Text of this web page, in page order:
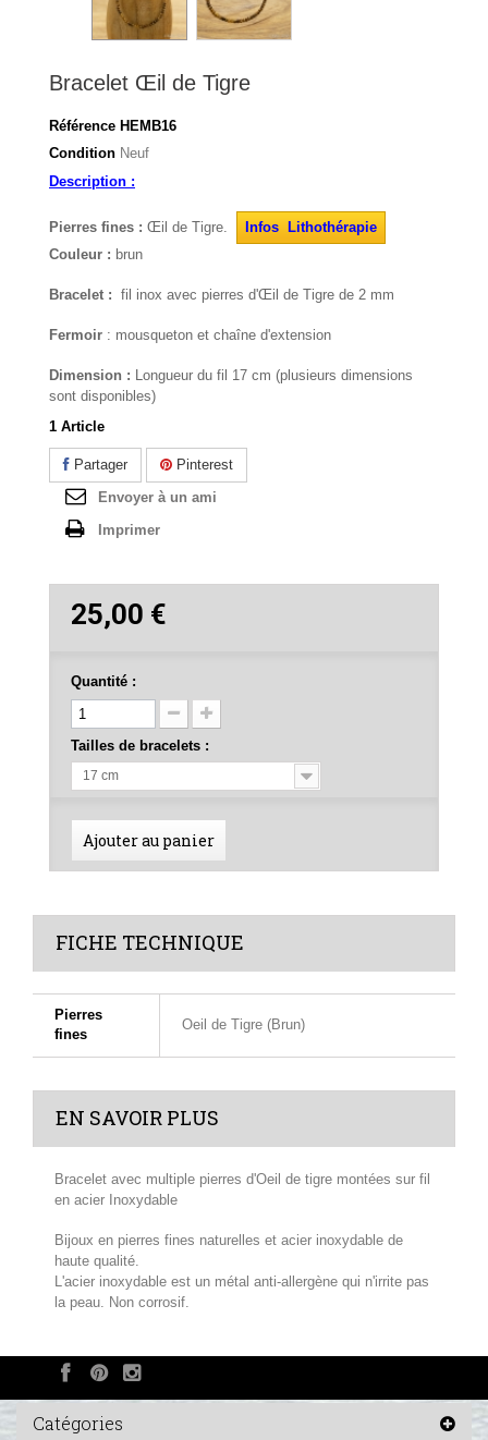
Bracelet Œil de Tigre
Référence HEMB16
Condition Neuf
Description :
Pierres fines : Œil de Tigre.
Infos Lithothérapie
Couleur : brun
Bracelet : fil inox avec pierres d'Œil de Tigre de 2 mm
Fermoir : mousqueton et chaîne d'extension
Dimension : Longueur du fil 17 cm (plusieurs dimensions
sont disponibles)
1 Article
Partager
Pinterest
Envoyer à un ami
Imprimer
25,00 €
Quantité :
Tailles de bracelets :
17 cm
Ajouter au panier
FICHE TECHNIQUE
Pierres
fines
Oeil de Tigre (Brun)
EN SAVOIR PLUS
Bracelet avec multiple pierres d'Oeil de tigre montées sur fil
en acier Inoxydable
Bijoux en pierres fines naturelles et acier inoxydable de
haute qualité.
L'acier inoxydable est un métal anti-allergène qui n'irrite pas
la peau. Non corrosif.
Catégories